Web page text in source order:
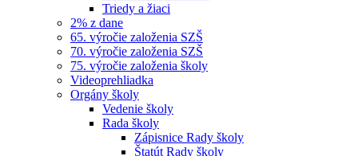
Triedy a žiaci
2% z dane
65. výročie založenia SZŠ
70. výročie založenia SZŠ
75. výročie založenia školy
Videoprehliadka
Orgány školy
Vedenie školy
Rada školy
Zápisnice Rady školy
Štatút Rady školy